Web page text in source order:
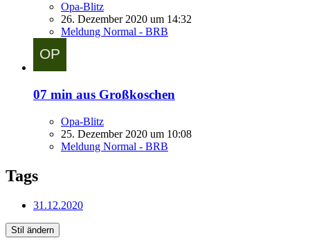
Opa-Blitz
26. Dezember 2020 um 14:32
Meldung Normal - BRB
07 min aus Großkoschen
Opa-Blitz
25. Dezember 2020 um 10:08
Meldung Normal - BRB
Tags
31.12.2020
Stil ändern